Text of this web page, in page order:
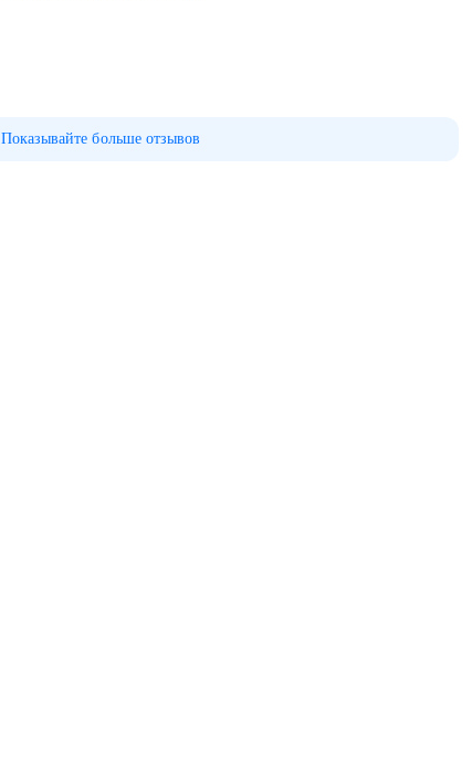
Показывайте больше отзывов